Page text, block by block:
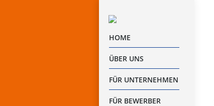
HOME
ÜBER UNS
FÜR UNTERNEHMEN
FÜR BEWERBER